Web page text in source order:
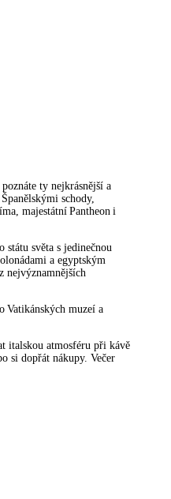
ty nejkrásnější a
schody,
majestátní Pantheon i
státu světa s jedinečnou
a egyptským
nejvýznamnějších
Vatikánských muzeí a
italskou atmosféru při kávě
si dopřát nákupy. Večer